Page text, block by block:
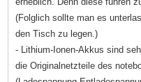
(Folglich sollte man es
den Tisch zu legen.)
- Lithium-Ionen-Akkus sind
die Originalnetzteile des